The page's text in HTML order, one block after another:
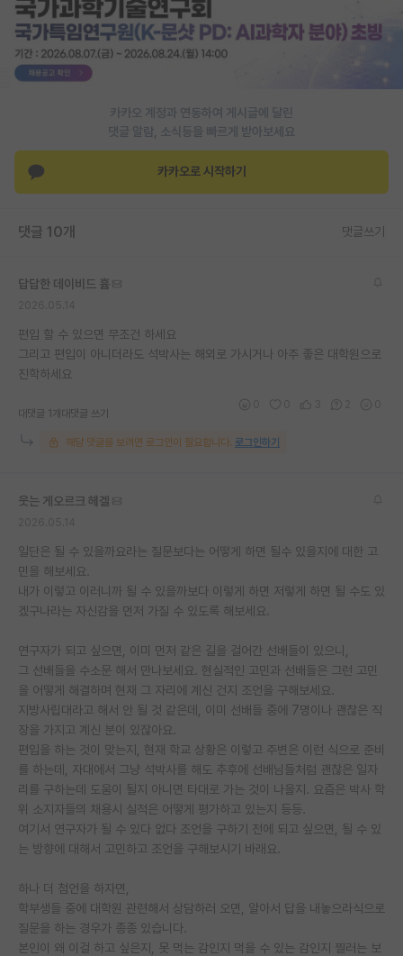
취업 게시판
임용 후기 게시판
PI 전용 게시판
인문사회 계열 게시판
특수/전문대학원 게시판
반도체/AI 게시판
장학금/장학생 게시판
커리어
유학교육
이벤트
반도체 아카데미
카카오 계정과 연동하여 게시글에 달린
댓글 알람, 소식등을 빠르게 받아보세요
카카오로 시작하기
댓글 10개 댓글쓰기
답답한 데이비드 흄
편입 할 수 있으면 무조건 하세요
그리고 편입이 아니더라도 석박사는 해외로 가시거나 아주 좋은 대학원으로
진학하세요
대댓글 1개 대댓글 쓰기
해당 댓글을 보려면 로그인이 필요합니다. 로그인하기
웃는 게오르크 헤겔
일단은 될 수 있을까요라는 질문보다는 어떻게 하면 될수 있을지에 대한 고
민을 해보세요.
내가 이렇고 이러니까 될 수 있을까보다 이렇게 하면 저렇게 하면 될 수도 있
겠구나라는 자신감을 먼저 가질 수 있도록 해보세요.
연구자가 되고 싶으면, 이미 먼저 같은 길을 걸어간 선배들이 있으니,
그 선배들을 수소문 해서 만나보세요. 현실적인 고민과 선배들은 그런 고민
을 어떻게 해결하며 현재 그 자리에 계신 건지 조언을 구해보세요.
지방사립대라고 해서 안 될 것 같은데, 이미 선배들 중에 7명이나 괜찮은 직
장을 가지고 계신 분이 있잖아요.
편입을 하는 것이 맞는지, 현재 학교 상황은 이렇고 주변은 이런 식으로 준비
를 하는데, 자대에서 그냥 석박사를 해도 추후에 선배님들처럼 괜찮은 일자
리를 구하는데 도움이 될지 아니면 타대로 가는 것이 나을지. 요즘은 박사 학
위 소지자들의 채용시 실적은 어떻게 평가하고 있는지 등등.
여기서 연구자가 될 수 있다 없다 조언을 구하기 전에 되고 싶으면, 될 수 있
는 방향에 대해서 고민하고 조언을 구해보시기 바래요.
하나 더 첨언을 하자면,
학부생들 중에 대학원 관련해서 상담하러 오면, 알아서 답을 내놓으라식으로
질문을 하는 경우가 종종 있습니다.
본인이 왜 이걸 하고 싶은지, 못 먹는 감인지 먹을 수 있는 감인지 찔러는 보